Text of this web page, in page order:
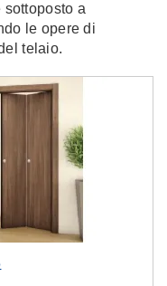
a
le opere di
telaio.